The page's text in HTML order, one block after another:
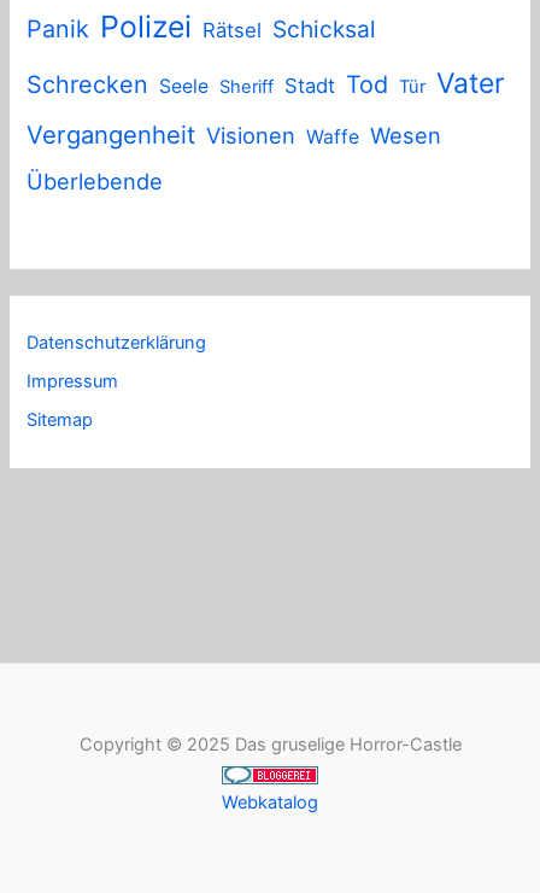
Panik Polizei Rätsel Schicksal
Schrecken
Seele Sheriff Stadt Tod Tür Vater
Vergangenheit Visionen Waffe Wesen
Überlebende
Datenschutzerklärung
Impressum
Sitemap
Copyright © 2025 Das gruselige Horror-Castle
Webkatalog